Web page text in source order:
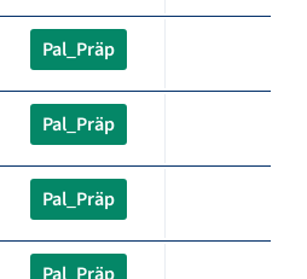
Pal_Präp
Pal_Präp
Pal_Präp